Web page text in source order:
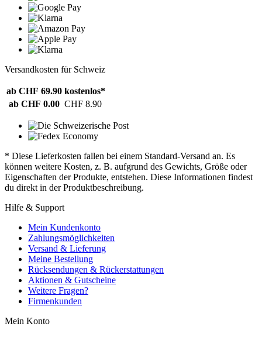
Versandkosten für Schweiz
ab CHF 69.90 kostenlos*
ab CHF 0.00 CHF 8.90
* Diese Lieferkosten fallen bei einem Standard-Versand an. Es
können weitere Kosten, z. B. aufgrund des Gewichts, Größe oder
Eigenschaften der Produkte, entstehen. Diese Informationen findest
du direkt in der Produktbeschreibung.
Hilfe & Support
Mein Kundenkonto
Zahlungsmöglichkeiten
Versand & Lieferung
Meine Bestellung
Rücksendungen & Rückerstattungen
Aktionen & Gutscheine
Weitere Fragen?
Firmenkunden
Mein Konto